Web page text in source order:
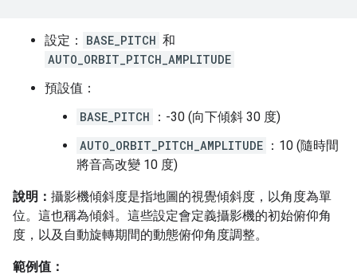
設定： BASE_PITCH 和
AUTO_ORBIT_PITCH_AMPLITUDE
預設值：
BASE_PITCH
：-30 (向下傾斜 30 度)
AUTO_ORBIT_PITCH_AMPLITUDE ：10 (隨時間
將音高改變 10 度)
說明： 攝影機傾斜度是指地圖的視覺傾斜度，以角度為單
位。這也稱為傾斜。這些設定會定義攝影機的初始俯仰角
度，以及自動旋轉期間的動態俯仰角度調整。
範例值：